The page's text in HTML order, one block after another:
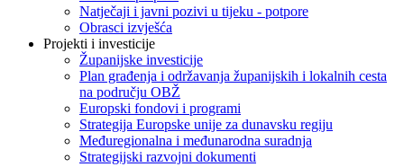
Natječaji i javni pozivi u tijeku - potpore
Obrasci izvješća
Projekti i investicije
Županijske investicije
Plan građenja i održavanja županijskih i lokalnih cesta
na području OBŽ
Europski fondovi i programi
Strategija Europske unije za dunavsku regiju
Međuregionalna i međunarodna suradnja
Strategijski razvojni dokumenti